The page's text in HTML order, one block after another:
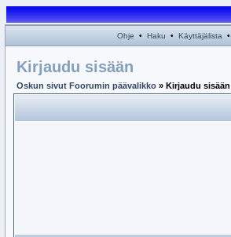
Ohje • Haku • Käyttäjälista •
Kirjaudu sisään
Oskun sivut Foorumin päävalikko » Kirjaudu sisään